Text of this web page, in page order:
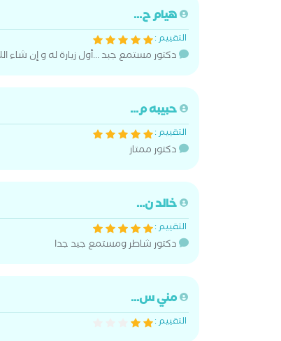
هيام ح...
التقييم :
دكتور مستمع جبد ...أول زيارة له و إن شاء
حبيبه م...
التقييم :
دكتور ممتاز
خالد ن...
التقييم :
دكتور شاطر ومستمع جيد جدا
مني س...
التقييم :